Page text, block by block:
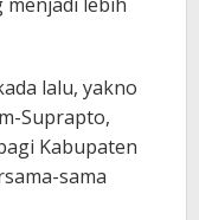
lalu, yakno
Suprapto,
Kabupaten
sama